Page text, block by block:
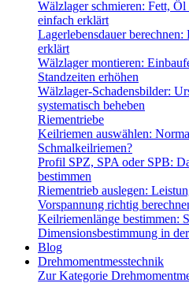
Wälzlager schmieren: Fett,
einfach erklärt
Lagerlebensdauer
erklärt
Wälzlager montieren:
Standzeiten erhöhen
Wälzlager-Schadensbilder:
systematisch beheben
Riementriebe
Keilriemen auswählen:
Schmalkeilriemen?
Profil SPZ, SPA oder SPB:
bestimmen
Riementrieb auslegen:
Vorspannung richtig
Keilriemenlänge bestimmen:
Dimensionsbestimmung in
Blog
Drehmomentmesstechnik
Zur Kategorie